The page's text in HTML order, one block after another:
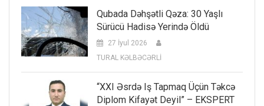
Qubada Dəhşətli Qəza: 30 Yaşlı
Sürücü Hadisə Yerində Öldü
27 İyul 2026
TURAL KƏLBƏCƏRLİ
“XXI Əsrdə Iş Tapmaq Üçün Təkcə
Diplom Kifayət Deyil” – EKSPERT